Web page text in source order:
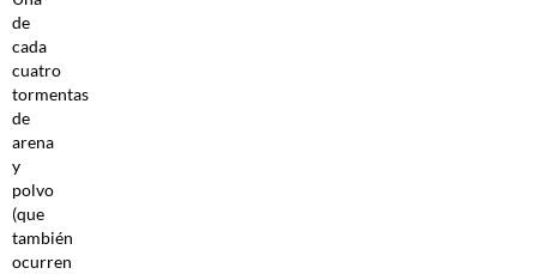
de
cada
cuatro
tormentas
de
arena
y
polvo
(que
también
ocurren